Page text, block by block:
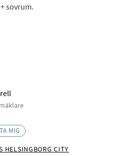
sovrum.
MIG
HELSINGBORG CITY